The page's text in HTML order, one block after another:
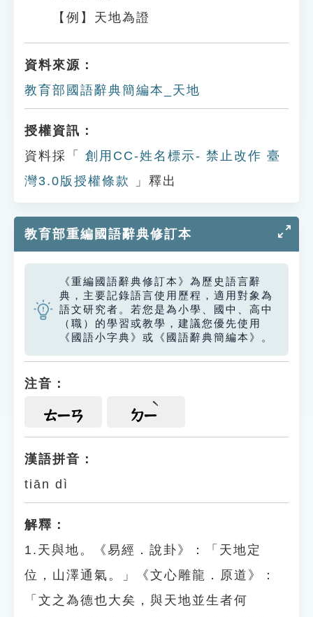
【例】天地為證
資料來源：
教育部國語辭典簡編本_天地
授權資訊：
資料採「
創用CC-姓名標示- 禁止改作 臺
灣3.0版授權條款
」釋出
教育部重編國語辭典修訂本
《重編國語辭典修訂本》為歷史語言辭
典，主要記錄語言使用歷程，適用對象為
語文研究者。若您是為小學、國中、高中
（職）的學習或教學，建議您優先使用
《國語小字典》或《國語辭典簡編本》。
注音：
ㄊㄧㄢ ㄉㄧ
漢語拼音：
tiān dì
解釋：
1.天與地。《易經．說卦》：「天地定
位，山澤通氣。」《文心雕龍．原道》：
「文之為德也大矣，與天地並生者何